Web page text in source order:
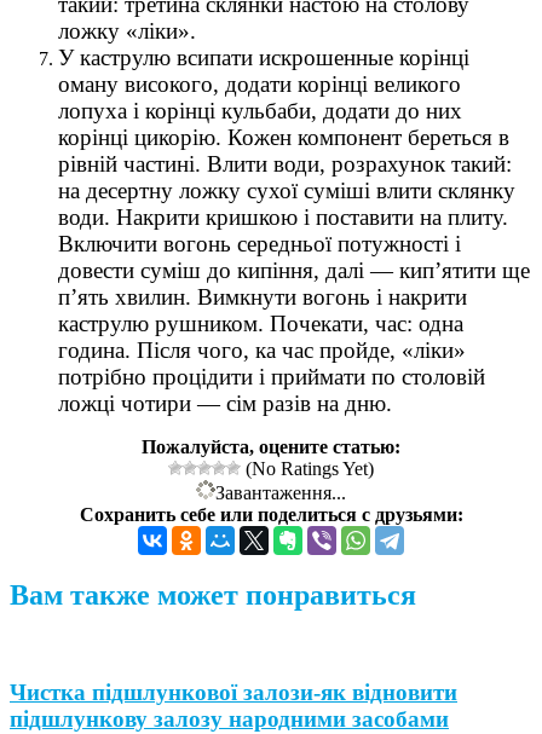
ложку «ліки».
У каструлю всипати искрошенные корінці
оману високого, додати корінці великого
лопуха і корінці кульбаби, додати до них
корінці цикорію. Кожен компонент береться в
рівній частині. Влити води, розрахунок такий:
на десертну ложку сухої суміші влити склянку
води. Накрити кришкою і поставити на плиту.
Включити вогонь середньої потужності і
довести суміш до кипіння, далі — кип’ятити ще
п’ять хвилин. Вимкнути вогонь і накрити
каструлю рушником. Почекати, час: одна
година. Після чого, ка час пройде, «ліки»
потрібно процідити і приймати по столовій
ложці чотири — сім разів на дню.
Пожалуйста, оцените статью:
(No Ratings Yet)
Завантаження...
Сохранить себе или поделиться с друзьями:
Вам также может понравиться
Чистка підшлункової залози-як відновити
підшлункову залозу народними засобами